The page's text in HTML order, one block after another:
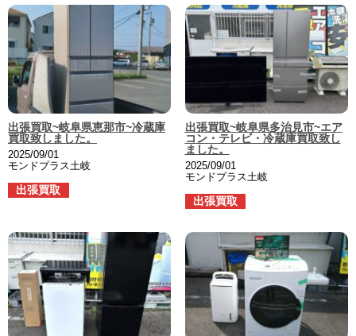
出張買取~岐阜県恵那市~冷蔵庫
買取致しました。
2025/09/01
モンドプラス土岐
出張買取
出張買取~岐阜県多治見市~エア
コン・テレビ・冷蔵庫買取致し
ました。
2025/09/01
モンドプラス土岐
出張買取